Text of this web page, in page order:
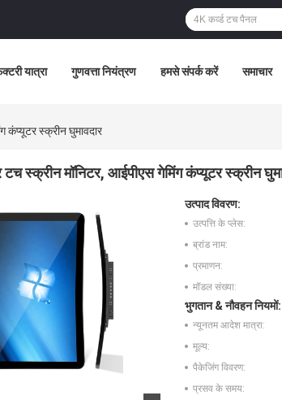
यात्रा गुणवत्ता नियंत्रण हमसे संपर्क करें समाचार
कंप्यूटर स्क्रीन घुमावदार
टच स्क्रीन मॉनिटर, आईपीएस गेमिंग कंप्यूटर स्क्रीन
उत्पाद विवरण:
उत्पत्ति के प्लेस:
ब्रांड नाम:
प्रमाणन:
मॉडल संख्या:
भुगतान & नौवहन नियमों:
न्यूनतम आदेश मात्रा:
मूल्य:
पैकेजिंग विवरण:
प्रसव के समय: